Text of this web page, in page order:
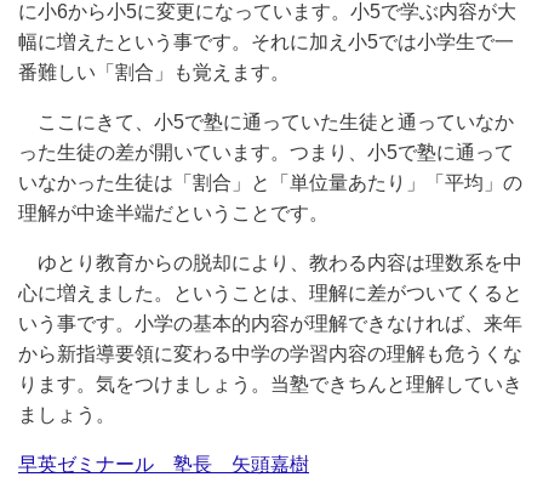
に小6から小5に変更になっています。小5で学ぶ内容が大
幅に増えたという事です。それに加え小5では小学生で一
番難しい「割合」も覚えます。
ここにきて、小5で塾に通っていた生徒と通っていなか
った生徒の差が開いています。つまり、小5で塾に通って
いなかった生徒は「割合」と「単位量あたり」「平均」の
理解が中途半端だということです。
ゆとり教育からの脱却により、教わる内容は理数系を中
心に増えました。ということは、理解に差がついてくると
いう事です。小学の基本的内容が理解できなければ、来年
から新指導要領に変わる中学の学習内容の理解も危うくな
ります。気をつけましょう。当塾できちんと理解していき
ましょう。
早英ゼミナール 塾長 矢頭嘉樹